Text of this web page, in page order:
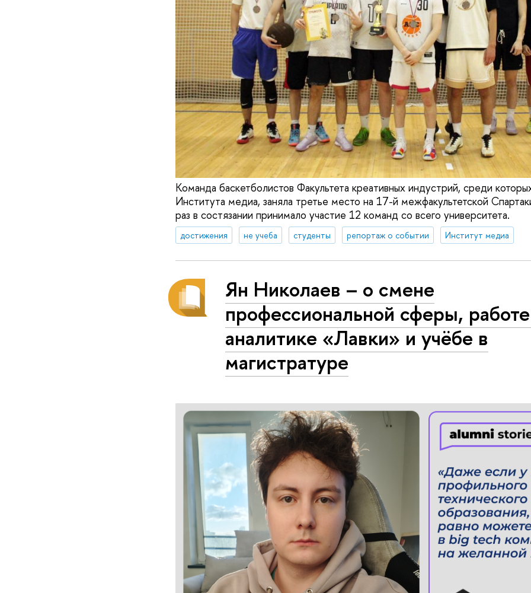
Команда баскетболистов Факультета креативных индустрий, среди
Института медиа, заняла третье место на 17-й межфакультетской
раз в состязании принимало участие 12 команд со всего университета.
достижения не учеба студенты репортаж о событии Институт медиа
Ян Николаев – о смене
профессиональной сферы,
аналитике «Лавки» и учёбе в
магистратуре